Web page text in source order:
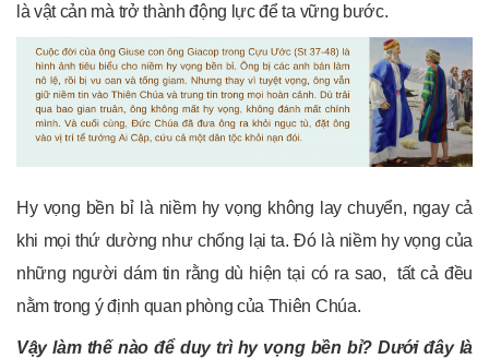
là vật cản mà trở thành động lực để ta vững bước.
Hy vọng bền bỉ là niềm hy vọng không lay chuyển, ngay cả
khi mọi thứ dường như chống lại ta. Đó là niềm hy vọng của
những người dám tin rằng dù hiện tại có ra sao, tất cả đều
nằm trong ý định quan phòng của Thiên Chúa.
Vậy làm thế nào để duy trì hy vọng bền bỉ? Dưới đây là